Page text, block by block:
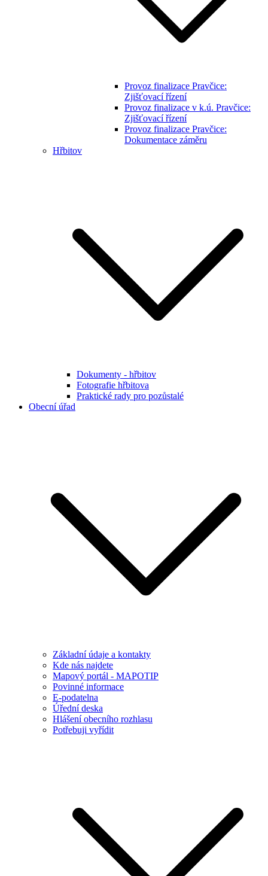
Provoz finalizace Pravčice:
Zjišťovací řízení
Provoz finalizace v k.ú. Pravčice:
Zjišťovací řízení
Provoz finalizace Pravčice:
Dokumentace záměru
Hřbitov
Dokumenty - hřbitov
Fotografie hřbitova
Praktické rady pro pozůstalé
Obecní úřad
Základní údaje a kontakty
Kde nás najdete
Mapový portál - MAPOTIP
Povinné informace
E-podatelna
Úřední deska
Hlášení obecního rozhlasu
Potřebuji vyřídit